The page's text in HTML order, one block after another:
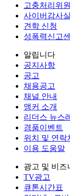
고충처리위
사이버감사실
견학 신청
성폭력신고
알립니다
공지사항
공고
채용공고
채널 안내
앵커 소개
리더스 뉴스
경품이벤트
위치 및 연락
이용 도움말
광고 및 비즈
TV광고
큐톤시간표